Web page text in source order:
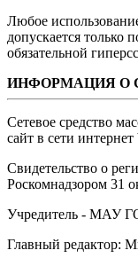
Любое
допускается только
обязательной
ИНФОРМАЦИЯ О
Сетевое средство
сайт в сети интернет
Свидетельство о
Роскомнадзором 31
Учредитель - МАУ
Главный редактор: